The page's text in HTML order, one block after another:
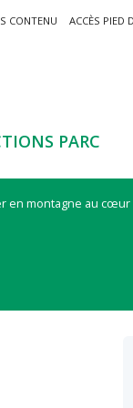
CONTENU ACCÈS PIED
PARC
en montagne au cœur